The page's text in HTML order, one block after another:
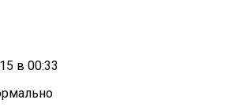
в 00:33